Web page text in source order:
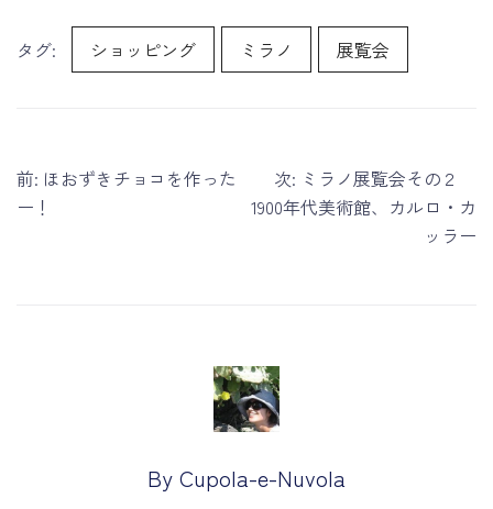
タグ: ショッピング ミラノ 展覧会
投
稿
前: ほおずきチョコを作った
ー！
次: ミラノ展覧会その２
1900年代美術館、カルロ・カ
ッラー
By Cupola-e-Nuvola